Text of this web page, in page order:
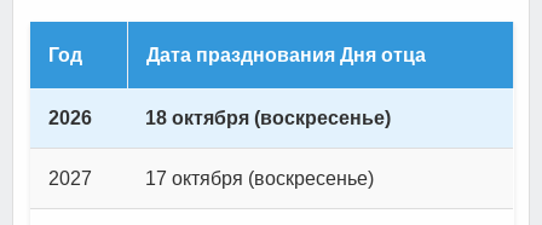
Год Дата празднования Дня отца
2026 18 октября (воскресенье)
2027 17 октября (воскресенье)